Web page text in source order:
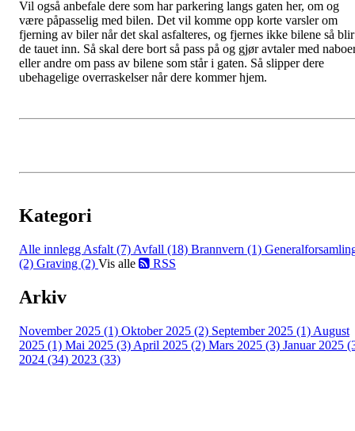
Vil også anbefale dere som har parkering langs gaten her, om og
være påpasselig med bilen. Det vil komme opp korte varsler om
fjerning av biler når det skal asfalteres, og fjernes ikke bilene så blir
de tauet inn. Så skal dere bort så pass på og gjør avtaler med
eller andre om pass av bilene som står i gaten. Så slipper dere
ubehagelige overraskelser når dere kommer hjem.
Kategori
Alle innlegg Asfalt (7) Avfall (18) Brannvern (1)
(2) Graving (2) Vis alle RSS
Arkiv
November 2025 (1) Oktober 2025 (2) September 2025 (1) August
2025 (1) Mai 2025 (3) April 2025 (2) Mars 2025 (3) Januar 2025
2024 (34) 2023 (33)